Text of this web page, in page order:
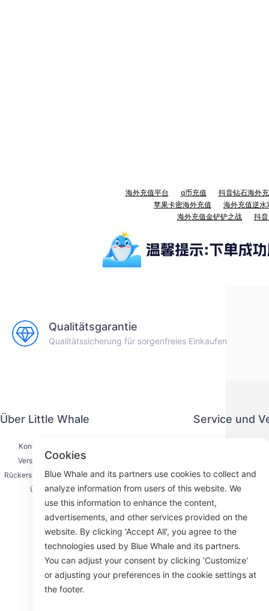
海外充值平台 q币充值
抖音钻石海外
苹果卡密海外充值
海外充值逆水
海外充值金铲铲之战
抖
Qualitätsgarantie
Qualitätssicherung für sorgenfreies Einkaufen
Über Little Whale
Kontaktiere uns
Versandprozess
Rückerstattungsprozess
Über uns
Service und
ROOM
Cookies
Blue Whale and its partners use cookies to collect and
analyze information from users of this website. We
use this information to enhance the content,
advertisements, and other services provided on the
website. By clicking 'Accept All', you agree to the
technologies used by Blue Whale and its partners.
You can adjust your consent by clicking 'Customize'
or adjusting your preferences in the cookie settings at
the footer.